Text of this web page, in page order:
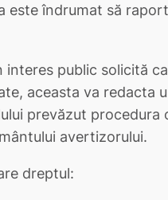
este îndrumat să
interes public solicită
aceasta va redacta
prevăzut procedura
avertizorului.
dreptul: